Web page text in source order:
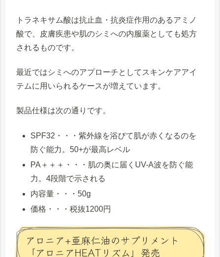
トラネキサム酸は抗止血・抗炎症作用のあるアミノ
酸で、皮膚疾患や肌のシミへの内服薬としても処方
されるものです。
最近ではシミへのアプローチとしてスキンケアアイ
テムに用いられるケースが増えています。
製品仕様は次の通りです。
SPF32・・・紫外線を浴びて肌が赤くなるのを
防ぐ能力。50+が最高レベル
PA＋＋＋・・・肌の奥に届くUV-A波を防ぐ能
力。4段階で示される
内容量・・・50g
価格・・・税抜1200円
アロニア+亜麻仁油のサプリメント
「アロニアHEATリズム」発売